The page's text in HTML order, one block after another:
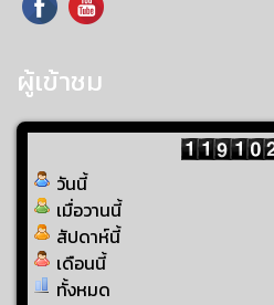
ผู้เข้าชม
วันนี้
เมื่อวานนี้
สัปดาห์นี้
เดือนนี้
ทั้งหมด